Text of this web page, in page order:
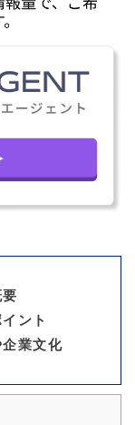
ント
業文化